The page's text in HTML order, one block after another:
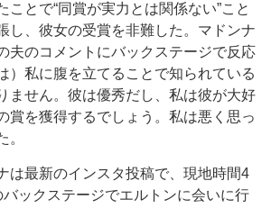
ことで“同賞が実力とは関係ない”こと
し、彼女の受賞を非難した。マドンナ
夫のコメントにバックステージで反応
）私に腹を立てることで知られている
ません。彼は優秀だし、私は彼が大好
賞を獲得するでしょう。私は悪く思っ
。
は最新のインスタ投稿で、現地時間4
ックステージでエルトンに会いに行